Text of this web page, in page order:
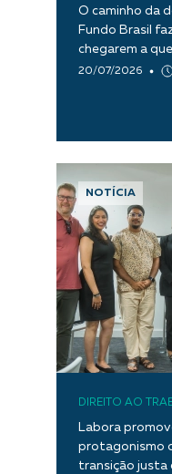
O caminho da
Fundo Brasil
chegarem a
frente da
20/07/2026
NOTÍCIA
DIREITO AO
Labora
protagonismo
transição justa